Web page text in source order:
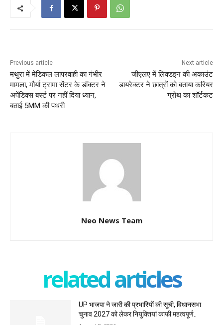
Previous article
मथुरा में मेडिकल लापरवाही का गंभीर
मामला, मौर्या ट्रामा सेंटर के डॉक्टर ने
अपेंडिक्स बर्स्ट पर नहीं दिया ध्यान,
बताई 5MM की पथरी
Next article
जीएलए में लिंक्डइन की अकाउंट
डायरेक्टर ने छात्रों को बताया करियर
ग्रोथ का शॉर्टकट
Neo News Team
related articles
UP भाजपा ने जारी की प्रभारियों की सूची, विधानसभा
चुनाव 2027 को लेकर नियुक्तियां काफी महत्वपूर्ण..